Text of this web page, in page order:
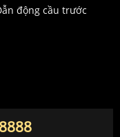
động cầu trước